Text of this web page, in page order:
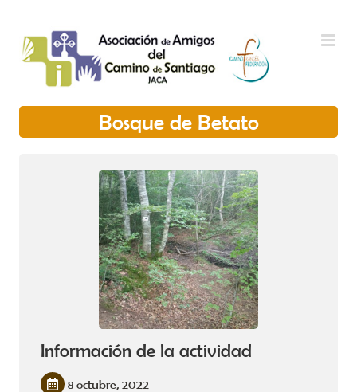
Bosque de Betato
Información de la actividad
8 octubre, 2022